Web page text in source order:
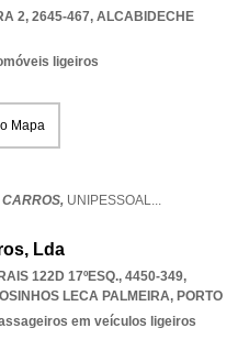
2, 2645-467, ALCABIDECHE
ligeiros
Mapa
UNIPESSOAL...
Lda
122D 17ºESQ., 4450-349,
LECA PALMEIRA, PORTO
em veículos ligeiros